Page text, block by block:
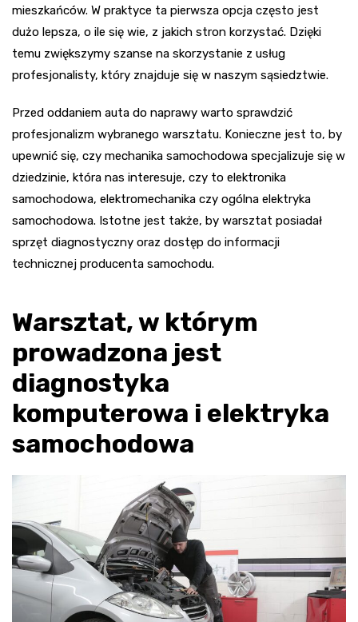
mieszkańców. W praktyce ta pierwsza opcja często jest
dużo lepsza, o ile się wie, z jakich stron korzystać. Dzięki
temu zwiększymy szanse na skorzystanie z usług
profesjonalisty, który znajduje się w naszym sąsiedztwie.
Przed oddaniem auta do naprawy warto sprawdzić
profesjonalizm wybranego warsztatu. Konieczne jest to, by
upewnić się, czy mechanika samochodowa specjalizuje się w
dziedzinie, która nas interesuje, czy to elektronika
samochodowa, elektromechanika czy ogólna elektryka
samochodowa. Istotne jest także, by warsztat posiadał
sprzęt diagnostyczny oraz dostęp do informacji
technicznej producenta samochodu.
Warsztat, w którym
prowadzona jest
diagnostyka
komputerowa i elektryka
samochodowa